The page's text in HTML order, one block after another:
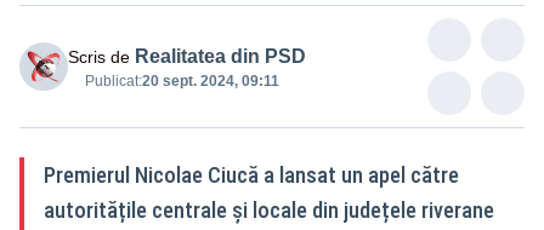
Scris de Realitatea din PSD
Publicat:20 sept. 2024, 09:11
Premierul Nicolae Ciucă a lansat un apel către
autoritățile centrale și locale din județele riverane